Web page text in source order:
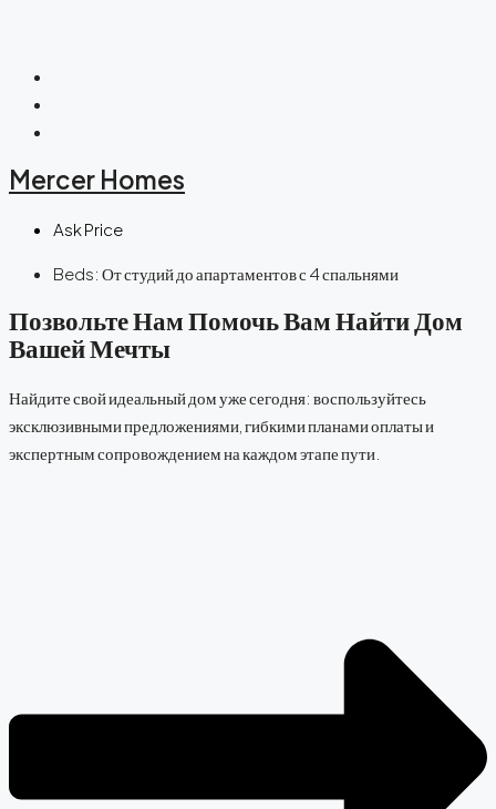
Mercer Homes
Ask Price
Beds: От студий до апартаментов с 4 спальнями
Позвольте Нам Помочь Вам Найти Дом
Вашей Мечты
Найдите свой идеальный дом уже сегодня: воспользуйтесь
эксклюзивными предложениями, гибкими планами оплаты и
экспертным сопровождением на каждом этапе пути.